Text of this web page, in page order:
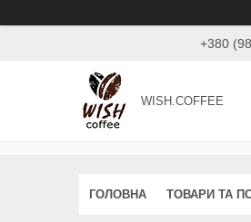
+380
WISH.COFFEE
ГОЛОВНА ТОВАРИ ТА